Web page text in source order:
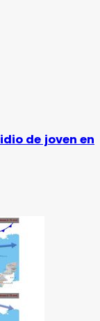
de joven en